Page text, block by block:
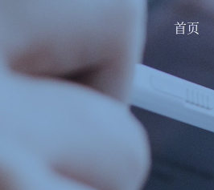
首页